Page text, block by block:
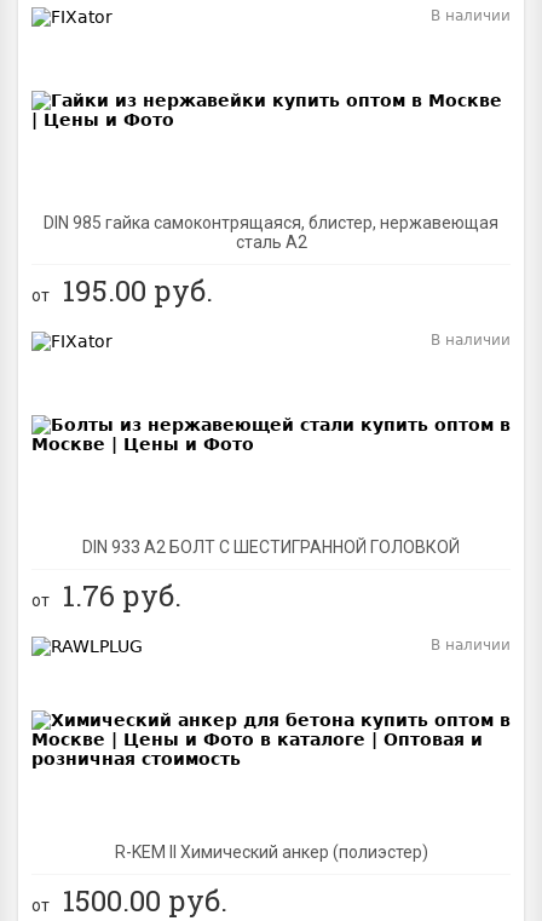
DIN 985 гайка самоконтрящаяся, блистер, нержавеющая
сталь A2
В наличии
от 195.00 руб.
DIN 933 А2 БОЛТ С ШЕСТИГРАННОЙ ГОЛОВКОЙ
В наличии
от 1.76 руб.
R-KEM II Химический анкер (полиэстер)
В наличии
от 1500.00 руб.